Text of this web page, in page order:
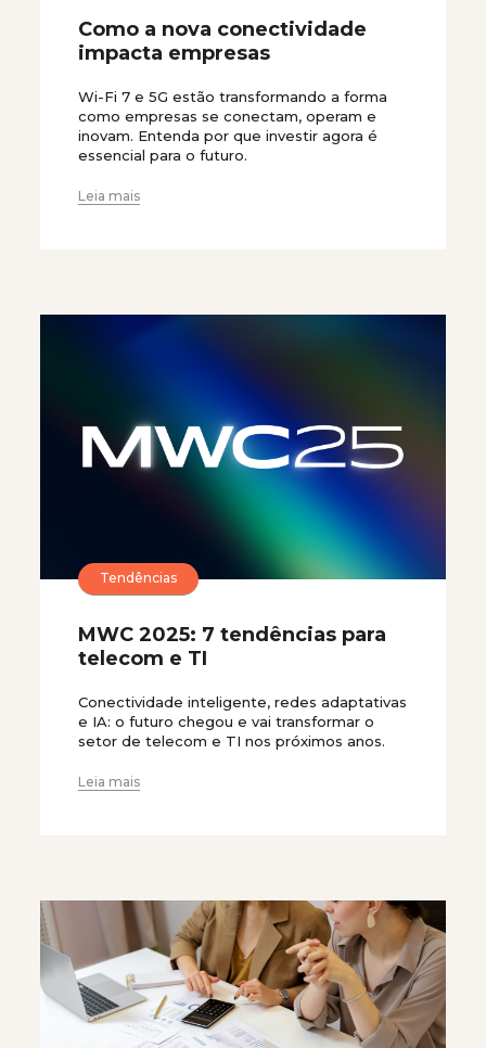
Como a nova conectividade
impacta empresas
Wi-Fi 7 e 5G estão transformando a forma
como empresas se conectam, operam e
inovam. Entenda por que investir agora é
essencial para o futuro.
Leia mais
Tendências
MWC 2025: 7 tendências para
telecom e TI
Conectividade inteligente, redes adaptativas
e IA: o futuro chegou e vai transformar o
setor de telecom e TI nos próximos anos.
Leia mais